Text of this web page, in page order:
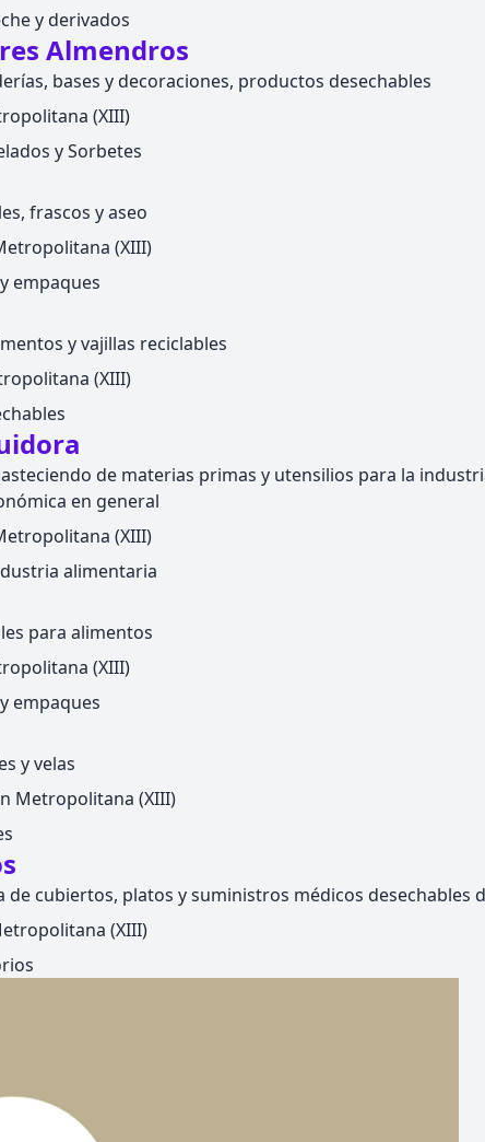
y derivados
Almendros
bases y decoraciones, productos desechables
(XIII)
y Sorbetes
frascos y aseo
(XIII)
empaques
y vajillas reciclables
(XIII)
de materias primas y utensilios para la
en general
(XIII)
alimentaria
para alimentos
(XIII)
empaques
y velas
Metropolitana (XIII)
cubiertos, platos y suministros médicos desechables
(XIII)